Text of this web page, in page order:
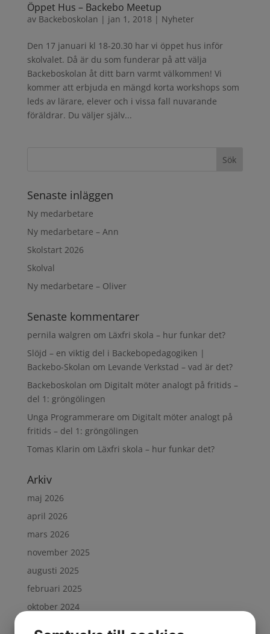
Öppet Hus – Backebo Meetup
av Backeboskolan | jan 1, 2018 | Nyheter
Den 17 januari kl 18-20.30 har vi öppet hus inför
skolvalet. Då är du som funderar på att välja
Backeboskolan åt ditt barn varmt välkommen! Vi
kommer att erbjuda en mängd korta workshops som
leds av lärare, elever och i vissa fall nuvarande
föräldrar. Du väljer själv...
Senaste inläggen
Ny medarbetare
Ny medarbetare – Ann
Skolstart 2026
Skolval
Ny medarbetare – Oliver
Senaste kommentarer
pernila walgren om Läxfri skola – hur funkar det?
Slöjd – en viktig del i Backebopedagogiken |
Backebo-Skolan om Levande Verkstad – vad är det?
Backeboskolan om Digitalt möter analogt på fritids –
del 1: gröngölingen
Unga Programmerare om Digitalt möter analogt på
fritids – del 1: gröngölingen
Tomas Klarin om Läxfri skola – hur funkar det?
Arkiv
maj 2026
april 2026
mars 2026
november 2025
augusti 2025
februari 2025
oktober 2024